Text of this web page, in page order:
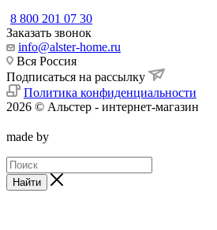
8 800 201 07 30
Заказать звонок
info@alster-home.ru
Вся Россия
Подписаться на рассылку
Политика конфиденциальности
2026 © Альстер - интернет-магазин
made by
Найти